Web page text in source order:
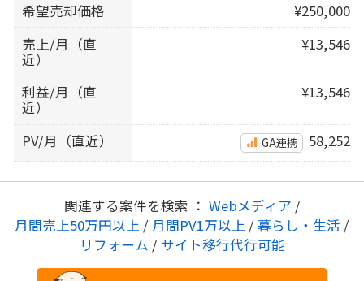
希望売却価格
¥250,000
売上/月（直
近）
¥13,546
利益/月（直
近）
¥13,546
PV/月（直近） GA連携 58,252
関連する案件を検索 ： Webメディア /
月間売上50万円以上 / 月間PV1万以上 / 暮らし・生活 /
リフォーム / サイト移行代行可能